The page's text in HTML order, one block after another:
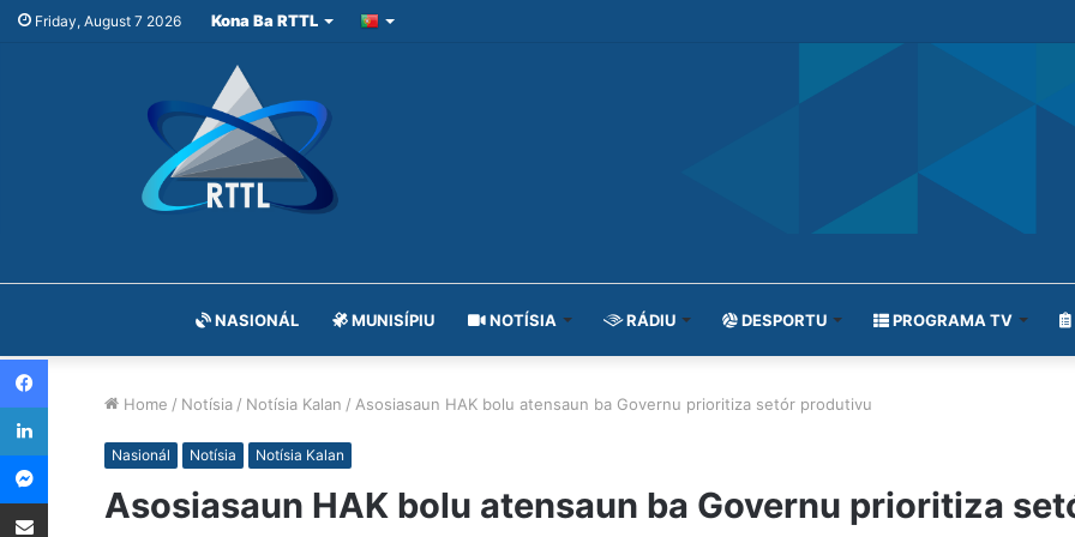
Friday, August 7 2026 Kona Ba RTTL
NASIONÁL MUNISÍPIU NOTÍSIA RÁDIU DESPORTU PROGRAMA TV
Home / Notísia / Notísia Kalan / Asosiasaun HAK bolu atensaun ba Governu prioritiza setór produtivu
Nasionál Notísia Notísia Kalan
Asosiasaun HAK bolu atensaun ba Governu prioritiza
Facebook
LinkedIn
Messenger